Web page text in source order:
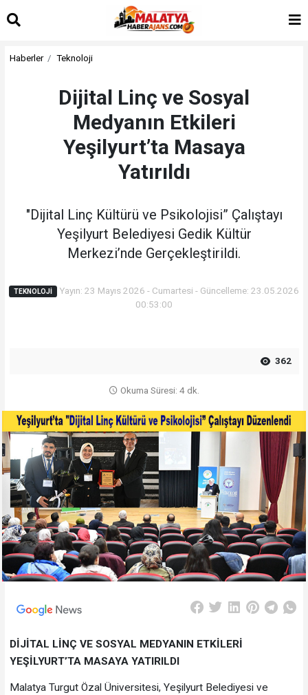
Haberler Teknoloji
Dijital Linç ve Sosyal
Medyanın Etkileri
Yeşilyurt’ta Masaya
Yatırıldı
"Dijital Linç Kültürü ve Psikolojisi” Çalıştayı
Yeşilyurt Belediyesi Gedik Kültür
Merkezi’nde Gerçekleştirildi.
TEKNOLOJI Yayın: 23 Mayıs 2026 - Cumartesi - Güncelleme: 23.05.2026
00:53:00
362
Okuma Süresi: 4 dk.
DİJİTAL LİNÇ VE SOSYAL MEDYANIN ETKİLERİ
YEŞİLYURT’TA MASAYA YATIRILDI
Malatya Turgut Özal Üniversitesi, Yeşilyurt Belediyesi ve